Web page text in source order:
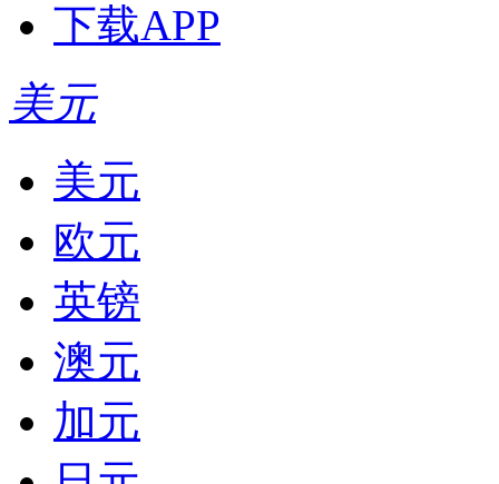
下载APP
美元
美元
欧元
英镑
澳元
加元